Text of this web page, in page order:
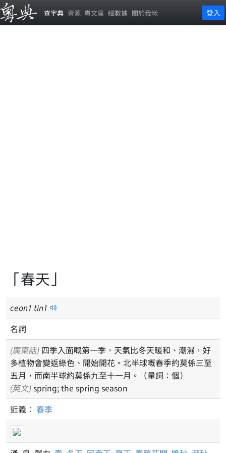
查字典 資源 粵文庫 細數據 關於我哋 登入
「春天」
ceon1 tin1
名詞
(廣東話) 四季入面嘅第一季，天氣比冬天暖和、潮濕，好
多植物會變返綠色、開始開花。北半球嘅春季約莫係三至
五月，而南半球約莫係九至十一月。（量詞：個）
(英文) spring; the spring season
近義： 春季